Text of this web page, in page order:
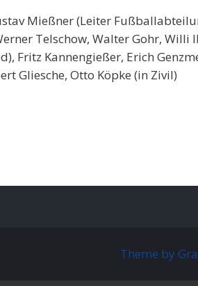
Mießner (Leiter
Telschow, Walter Gohr, Willi
Fritz Kannengießer, Erich
Gliesche, Otto Köpke (in Zivil)
Theme by